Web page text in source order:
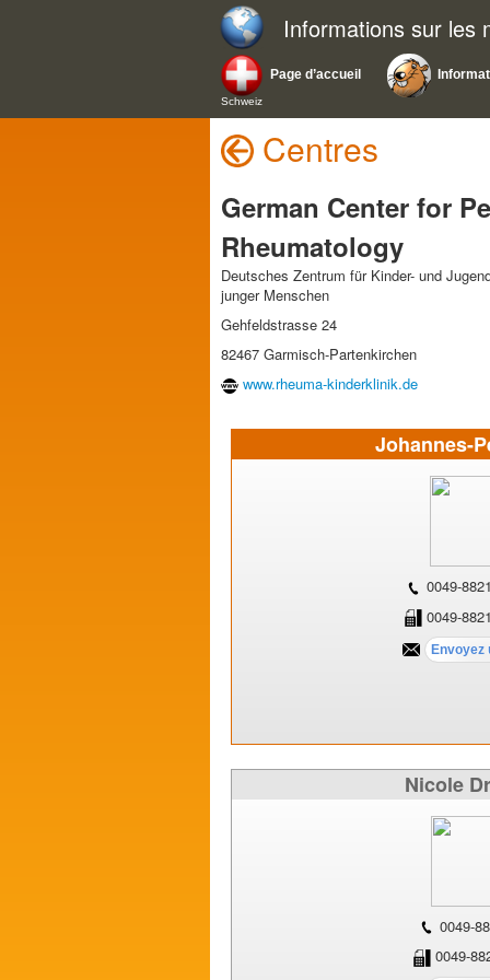
Informations sur les
Page d’accueil
Schweiz
Centres
German Center for
Rheumatology
Deutsches Zentrum für Kinder- und
junger Menschen
Gehfeldstrasse 24
82467 Garmisch-Partenkirchen
www.rheuma-kinderklinik.de
Johannes-
0049-
0049-
Nicole
0049-
0049-